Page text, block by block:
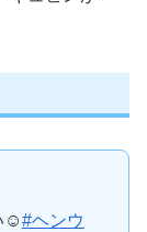
☺️#ヘンウ